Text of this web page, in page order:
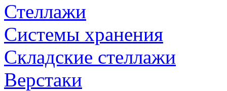
Стеллажи
Системы хранения
Складские стеллажи
Верстаки